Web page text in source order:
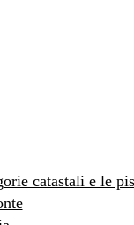
catastali e le